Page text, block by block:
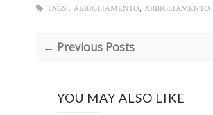
TAGS : ABBIGLIAMENTO, ABBIGLIAMENTO
← Previous Posts
YOU MAY ALSO LIKE